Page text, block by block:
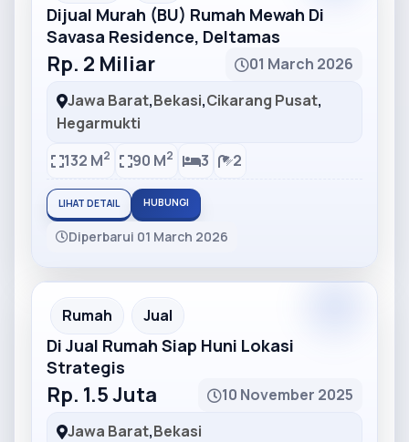
Dijual Murah (BU) Rumah Mewah Di
Savasa Residence, Deltamas
Rp. 2 Miliar
01 March 2026
Jawa Barat,Bekasi,Cikarang Pusat,
Hegarmukti
132 M2 90 M2 3 2
LIHAT DETAIL HUBUNGI
Diperbarui 01 March 2026
Partner Ad
Rumah Jual
Di Jual Rumah Siap Huni Lokasi
Strategis
Rp. 1.5 Juta
10 November 2025
Jawa Barat,Bekasi